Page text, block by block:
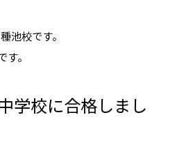
池校です。
。
学校に合格しまし